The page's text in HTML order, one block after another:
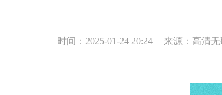
时间：2025-01-24 20:24 来源：高清